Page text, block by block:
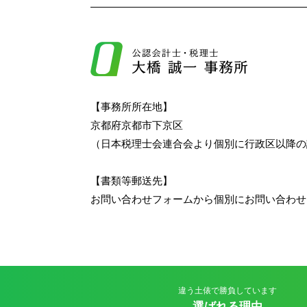
【事務所所在地】
京都府京都市下京区
（日本税理士会連合会より個別に行政区以降
【書類等郵送先】
お問い合わせフォームから個別にお問い合わ
違う土俵で勝負しています